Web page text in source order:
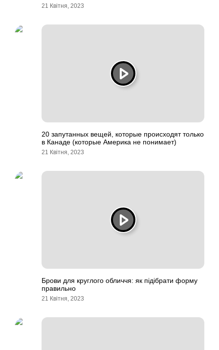
21 Квітня, 2023
20 запутанных вещей, которые происходят только
в Канаде (которые Америка не понимает)
21 Квітня, 2023
Брови для круглого обличчя: як підібрати форму
правильно
21 Квітня, 2023